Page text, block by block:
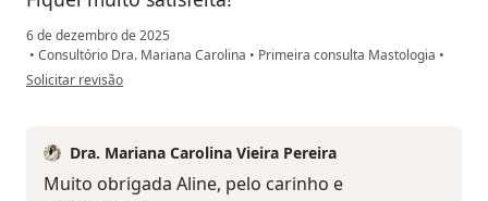
6 de dezembro de 2025
• Consultório Dra. Mariana Carolina • Primeira consulta Mastologia •
na opinião do utilizador Aline
Solicitar revisão
Dra. Mariana Carolina Vieira Pereira
Muito obrigada Aline, pelo carinho e